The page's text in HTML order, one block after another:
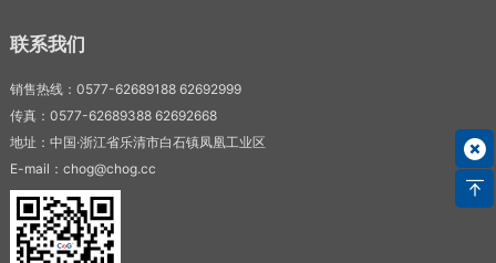
联系我们
销售热线：0577-62689188 62692999
传真：0577-62689388 62692668
地址：中国·浙江省乐清市白石镇凤凰工业区
E-mail：chog@chog.cc